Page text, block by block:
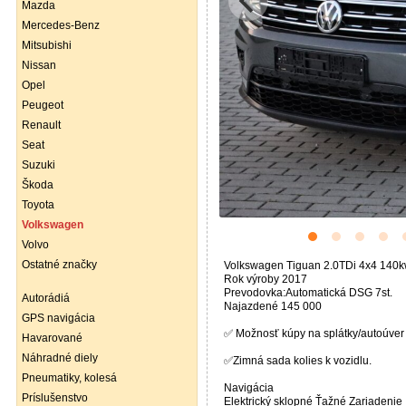
Mazda
Mercedes-Benz
Mitsubishi
Nissan
Opel
Peugeot
Renault
Seat
Suzuki
Škoda
Toyota
Volkswagen
Volvo
Ostatné značky
Autorádiá
GPS navigácia
Havarované
Náhradné diely
Pneumatiky, kolesá
Príslušenstvo
Volkswagen Tiguan 2.0TDi 4x4
Rok výroby 2017
Prevodovka:Automatická DSG 7st.
Najazdené 145 000
✅ Možnosť kúpy na splátky/autoúver
✅️Zimná sada kolies k vozidlu.
Navigácia
Elektrický sklopné Ťažné Zariadenie